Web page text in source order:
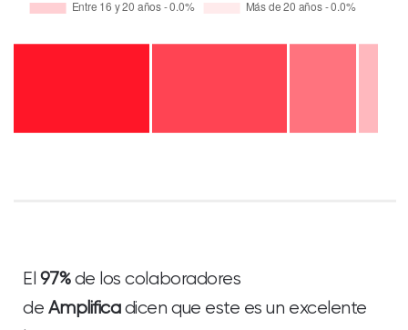
El 97%de los colaboradores
de Amplificadicen que este es un excelente